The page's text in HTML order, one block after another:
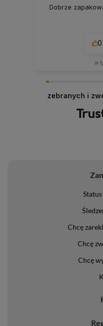
Dobrze
0
w
zebranych i
Chcę
Chcę
Chcę